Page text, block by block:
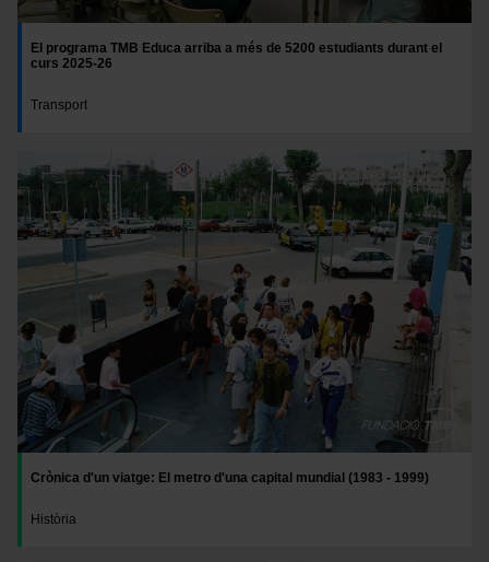
nuestra
Política de cookies
En cualquier momento de la navegación en esta web,
podrás modificar tu selección de cookies seleccionando
El programa TMB Educa arriba a més de 5200 estudiants durant el
curs 2025-26
Transport
Crònica d'un viatge: El metro d'una capital mundial (1983 - 1999)
Història